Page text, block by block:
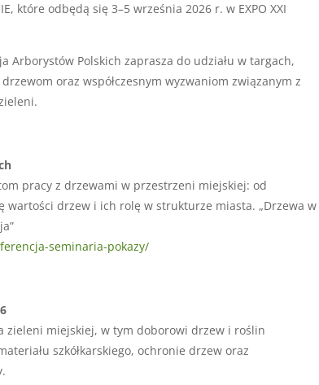
które odbędą się 3–5 września 2026 r. w EXPO XXI
Arborystów Polskich zaprasza do udziału w targach,
oraz współczesnym wyzwaniom związanym z
pracy z drzewami w przestrzeni miejskiej: od
wartości drzew i ich rolę w strukturze miasta. „Drzewa w
seminaria-pokazy/
zieleni miejskiej, w tym doborowi drzew i roślin
szkółkarskiego, ochronie drzew oraz